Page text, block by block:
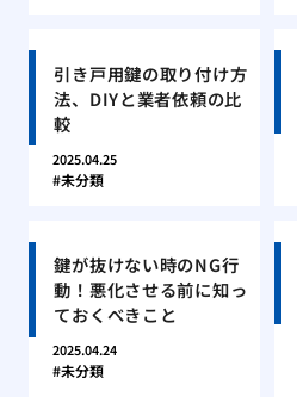
引き戸用鍵の取り付け方
法、DIYと業者依頼の比
較
2025.04.25
未分類
鍵が抜けない時のNG行
動！悪化させる前に知っ
ておくべきこと
2025.04.24
未分類